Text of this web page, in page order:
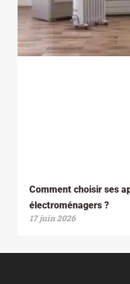
Comment choisir ses
électroménagers ?
17 juin 2026